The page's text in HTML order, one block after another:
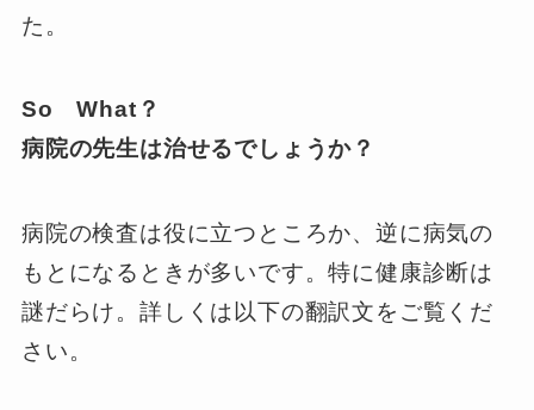
た。
So What？
病院の先生は治せるでしょうか？
病院の検査は役に立つところか、逆に病気の
もとになるときが多いです。特に健康診断は
謎だらけ。詳しくは以下の翻訳文をご覧くだ
さい。